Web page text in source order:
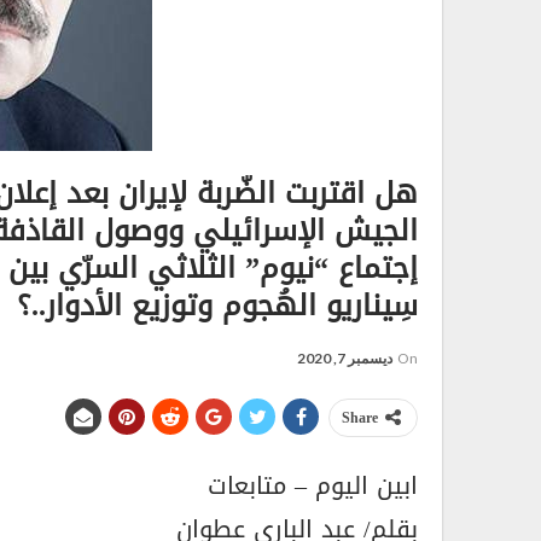
هل اقتربت الضّربة لإيران بعد
إجتماع “نيوم” الثلاثي السرّي
سِيناريو الهُجوم وتوزيع الأدوار..؟
On ديسمبر 7, 2020
Share
ابين اليوم – متابعات
بقلم/ عبد الباري عطوان